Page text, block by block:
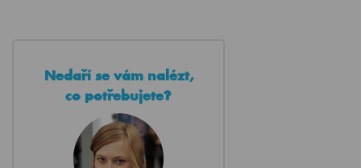
Nedaří se vám nalézt,
co potřebujete?